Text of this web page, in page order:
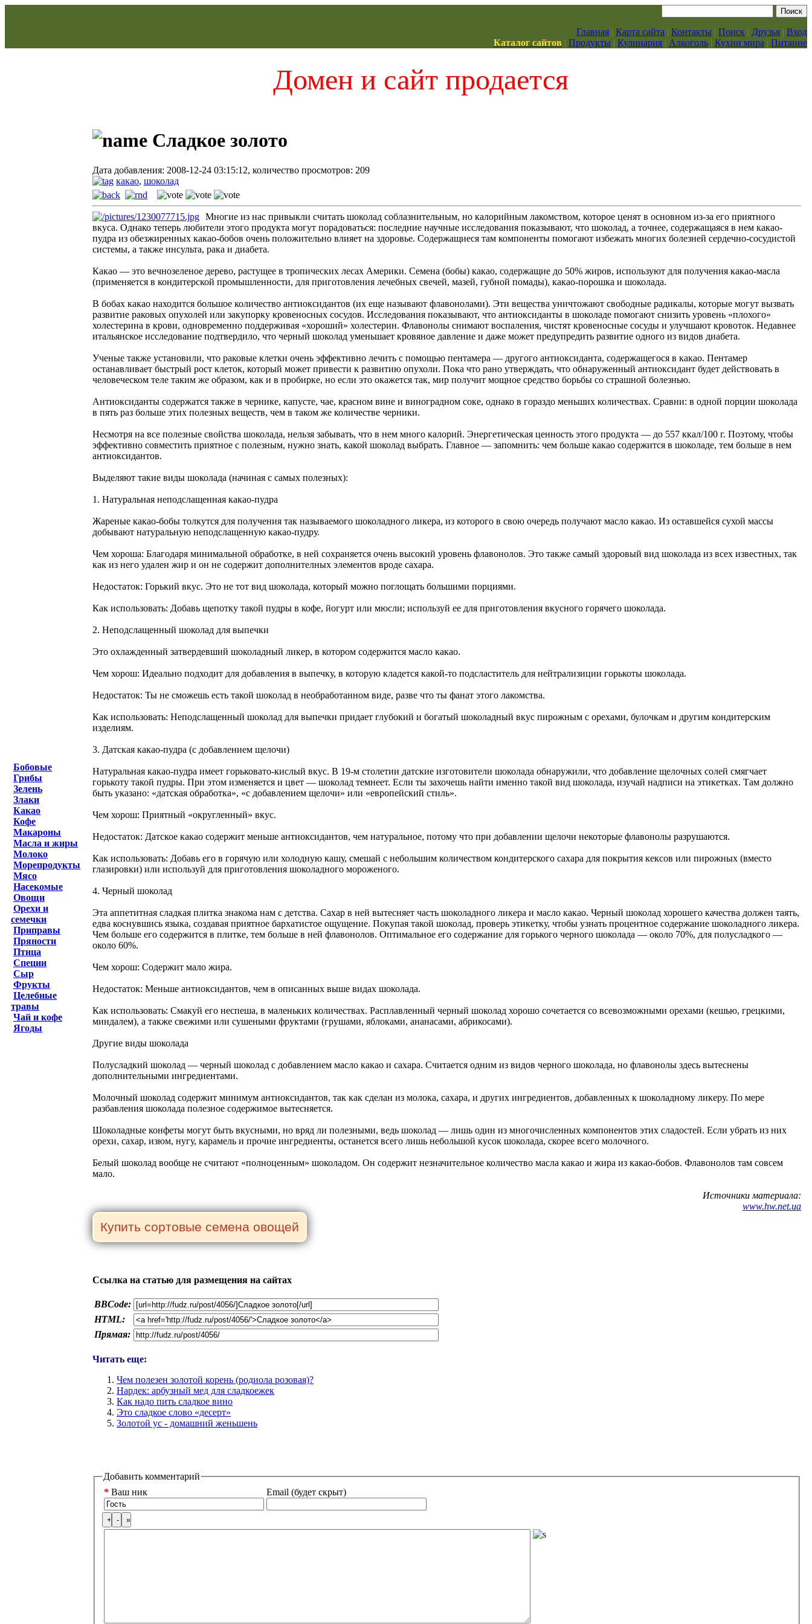
Главная | Карта сайта | Контакты | Поиск | Друзья | Вход
Каталог сайтов | Продукты | Кулинария | Алкоголь | Кухни мира | Питание
Домен и сайт продается
Бобовые
Грибы
Зелень
Злаки
Какао
Кофе
Макароны
Масла и жиры
Молоко
Морепродукты
Мясо
Насекомые
Овощи
Орехи и
семечки
Приправы
Пряности
Птица
Специи
Сыр
Фрукты
Целебные
травы
Чай и кофе
Ягоды
Сладкое золото
Дата добавления: 2008-12-24 03:15:12, количество просмотров: 209
какао, шоколад
Многие из нас привыкли считать шоколад соблазнительным, но калорийным лакомством, которое ценят в основном из-за его приятного
вкуса. Однако теперь любители этого продукта могут порадоваться: последние научные исследования показывают, что шоколад, а точнее, содержащаяся в нем какао-
пудра из обезжиренных какао-бобов очень положительно влияет на здоровье. Содержащиеся там компоненты помогают избежать многих болезней сердечно-сосудистой
системы, а также инсульта, рака и диабета.
Какао — это вечнозеленое дерево, растущее в тропических лесах Америки. Семена (бобы) какао, содержащие до 50% жиров, используют для получения какао-масла
(применяется в кондитерской промышленности, для приготовления лечебных свечей, мазей, губной помады), какао-порошка и шоколада.
В бобах какао находится большое количество антиоксидантов (их еще называют флавонолами). Эти вещества уничтожают свободные радикалы, которые могут вызвать
развитие раковых опухолей или закупорку кровеносных сосудов. Исследования показывают, что антиоксиданты в шоколаде помогают снизить уровень «плохого»
холестерина в крови, одновременно поддерживая «хороший» холестерин. Флавонолы снимают воспаления, чистят кровеносные сосуды и улучшают кровоток. Недавнее
итальянское исследование подтвердило, что черный шоколад уменьшает кровяное давление и даже может предупредить развитие одного из видов диабета.
Ученые также установили, что раковые клетки очень эффективно лечить с помощью пентамера — другого антиоксиданта, содержащегося в какао. Пентамер
останавливает быстрый рост клеток, который может привести к развитию опухоли. Пока что рано утверждать, что обнаруженный антиоксидант будет действовать в
человеческом теле таким же образом, как и в пробирке, но если это окажется так, мир получит мощное средство борьбы со страшной болезнью.
Антиоксиданты содержатся также в чернике, капусте, чае, красном вине и виноградном соке, однако в гораздо меньших количествах. Сравни: в одной порции шоколада
в пять раз больше этих полезных веществ, чем в таком же количестве черники.
Несмотря на все полезные свойства шоколада, нельзя забывать, что в нем много калорий. Энергетическая ценность этого продукта — до 557 ккал/100 г. Поэтому, чтобы
эффективно совместить приятное с полезным, нужно знать, какой шоколад выбрать. Главное — запомнить: чем больше какао содержится в шоколаде, тем больше в нем
антиоксидантов.
Выделяют такие виды шоколада (начиная с самых полезных):
1. Натуральная неподслащенная какао-пудра
Жареные какао-бобы толкутся для получения так называемого шоколадного ликера, из которого в свою очередь получают масло какао. Из оставшейся сухой массы
добывают натуральную неподслащенную какао-пудру.
Чем хороша: Благодаря минимальной обработке, в ней сохраняется очень высокий уровень флавонолов. Это также самый здоровый вид шоколада из всех известных, так
как из него удален жир и он не содержит дополнителных элементов вроде сахара.
Недостаток: Горький вкус. Это не тот вид шоколада, который можно поглощать большими порциями.
Как использовать: Добавь щепотку такой пудры в кофе, йогурт или мюсли; используй ее для приготовления вкусного горячего шоколада.
2. Неподслащенный шоколад для выпечки
Это охлажденный затвердевший шоколадный ликер, в котором содержится масло какао.
Чем хорош: Идеально подходит для добавления в выпечку, в которую кладется какой-то подсластитель для нейтрализиции горькоты шоколада.
Недостаток: Ты не сможешь есть такой шоколад в необработанном виде, разве что ты фанат этого лакомства.
Как использовать: Неподслащенный шоколад для выпечки придает глубокий и богатый шоколадный вкус пирожным с орехами, булочкам и другим кондитерским
изделиям.
3. Датская какао-пудра (с добавлением щелочи)
Натуральная какао-пудра имеет горьковато-кислый вкус. В 19-м столетии датские изготовители шоколада обнаружили, что добавление щелочных солей смягчает
горькоту такой пудры. При этом изменяется и цвет — шоколад темнеет. Если ты захочешь найти именно такой вид шоколада, изучай надписи на этикетках. Там должно
быть указано: «датская обработка», «с добавлением щелочи» или «европейский стиль».
Чем хорош: Приятный «округленный» вкус.
Недостаток: Датское какао содержит меньше антиоксидантов, чем натуральное, потому что при добавлении щелочи некоторые флавонолы разрушаются.
Как использовать: Добавь его в горячую или холодную кашу, смешай с небольшим количеством кондитерского сахара для покрытия кексов или пирожных (вместо
глазировки) или используй для приготовления шоколадного мороженого.
4. Черный шоколад
Эта аппетитная сладкая плитка знакома нам с детства. Сахар в ней вытесняет часть шоколадного ликера и масло какао. Черный шоколад хорошего качества должен таять,
едва коснувшись языка, создавая приятное бархатистое ощущение. Покупая такой шоколад, проверь этикетку, чтобы узнать процентное содержание шоколадного ликера.
Чем больше его содержится в плитке, тем больше в ней флавонолов. Оптимальное его содержание для горького черного шоколада — около 70%, для полусладкого —
около 60%.
Чем хорош: Содержит мало жира.
Недостаток: Меньше антиоксидантов, чем в описанных выше видах шоколада.
Как использовать: Смакуй его неспеша, в маленьких количествах. Расплавленный черный шоколад хорошо сочетается со всевозможными орехами (кешью, грецкими,
миндалем), а также свежими или сушеными фруктами (грушами, яблоками, ананасами, абрикосами).
Другие виды шоколада
Полусладкий шоколад — черный шоколад с добавлением масло какао и сахара. Считается одним из видов черного шоколада, но флавонолы здесь вытеснены
дополнительными ингредиентами.
Молочный шоколад содержит минимум антиоксидантов, так как сделан из молока, сахара, и других ингредиентов, добавленных к шоколадному ликеру. По мере
разбавления шоколада полезное содержимое вытесняется.
Шоколадные конфеты могут быть вкусными, но вряд ли полезными, ведь шоколад — лишь один из многочисленных компонентов этих сладостей. Если убрать из них
орехи, сахар, изюм, нугу, карамель и прочие ингредиенты, останется всего лишь небольшой кусок шоколада, скорее всего молочного.
Белый шоколад вообще не считают «полноценным» шоколадом. Он содержит незначительное количество масла какао и жира из какао-бобов. Флавонолов там совсем
мало.
Источники материала:
www.hw.net.ua
Ссылка на статью для размещения на сайтах
BBCode:
HTML:
Прямая:
Читать еще:
Чем полезен золотой корень (родиола розовая)?
Нардек: арбузный мед для сладкоежек
Как надо пить сладкое вино
Это сладкое слово «десерт»
Золотой ус - домашний женьшень
Добавить комментарий
* Ваш ник Email (будет скрыт)